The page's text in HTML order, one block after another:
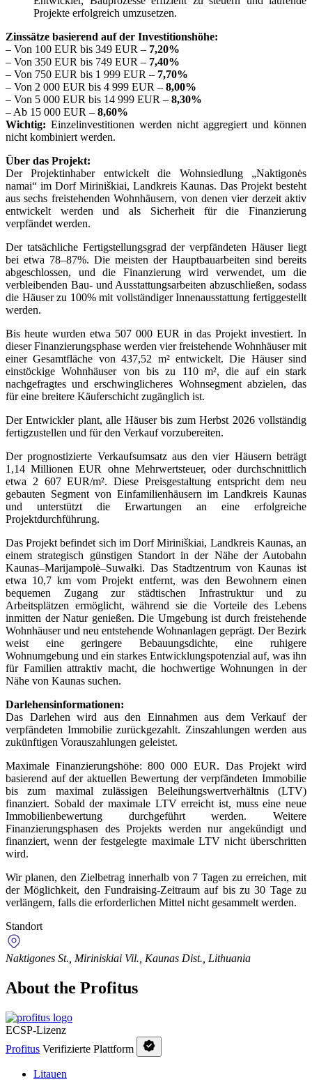
Projekte erfolgreich umzusetzen.
Zinssätze basierend auf der Investitionshöhe:
– Von 100 EUR bis 349 EUR – 7,20%
– Von 350 EUR bis 749 EUR – 7,40%
– Von 750 EUR bis 1 999 EUR – 7,70%
– Von 2 000 EUR bis 4 999 EUR – 8,00%
– Von 5 000 EUR bis 14 999 EUR – 8,30%
– Ab 15 000 EUR – 8,60%
Wichtig: Einzelinvestitionen werden nicht aggregiert und können
nicht kombiniert werden.
Über das Projekt:
Der Projektinhaber entwickelt die Wohnsiedlung „Naktigonės
namai“ im Dorf Miriniškiai, Landkreis Kaunas. Das Projekt besteht
aus sechs freistehenden Wohnhäusern, von denen vier derzeit aktiv
entwickelt werden und als Sicherheit für die Finanzierung
verpfändet werden.
Der tatsächliche Fertigstellungsgrad der verpfändeten Häuser liegt
bei etwa 78–87%. Die meisten der Hauptbauarbeiten sind bereits
abgeschlossen, und die Finanzierung wird verwendet, um die
verbleibenden Bau- und Ausstattungsarbeiten abzuschließen, sodass
die Häuser zu 100% mit vollständiger Innenausstattung fertiggestellt
werden.
Bis heute wurden etwa 507 000 EUR in das Projekt investiert. In
dieser Finanzierungsphase werden vier freistehende Wohnhäuser mit
einer Gesamtfläche von 437,52 m² entwickelt. Die Häuser sind
einstöckige Wohnhäuser von bis zu 110 m², die auf ein stark
nachgefragtes und erschwinglicheres Wohnsegment abzielen, das
für eine breitere Käuferschicht zugänglich ist.
Der Entwickler plant, alle Häuser bis zum Herbst 2026 vollständig
fertigzustellen und für den Verkauf vorzubereiten.
Der prognostizierte Verkaufsumsatz aus den vier Häusern beträgt
1,14 Millionen EUR ohne Mehrwertsteuer, oder durchschnittlich
etwa 2 607 EUR/m². Diese Preisgestaltung entspricht dem neu
gebauten Segment von Einfamilienhäusern im Landkreis Kaunas
und unterstützt die Erwartungen an eine erfolgreiche
Projektdurchführung.
Das Projekt befindet sich im Dorf Miriniškiai, Landkreis Kaunas, an
einem strategisch günstigen Standort in der Nähe der Autobahn
Kaunas–Marijampolė–Suwałki. Das Stadtzentrum von Kaunas ist
etwa 10,7 km vom Projekt entfernt, was den Bewohnern einen
bequemen Zugang zur städtischen Infrastruktur und zu
Arbeitsplätzen ermöglicht, während sie die Vorteile des Lebens
inmitten der Natur genießen. Die Umgebung ist durch freistehende
Wohnhäuser und neu entstehende Wohnanlagen geprägt. Der Bezirk
weist eine geringere Bebauungsdichte, eine ruhigere
Wohnumgebung und ein starkes Entwicklungspotenzial auf, was ihn
für Familien attraktiv macht, die hochwertige Wohnungen in der
Nähe von Kaunas suchen.
Darlehensinformationen:
Das Darlehen wird aus den Einnahmen aus dem Verkauf der
verpfändeten Immobilie zurückgezahlt. Zinszahlungen werden aus
zukünftigen Vorauszahlungen geleistet.
Maximale Finanzierungshöhe: 800 000 EUR. Das Projekt wird
basierend auf der aktuellen Bewertung der verpfändeten Immobilie
bis zum maximal zulässigen Beleihungswertverhältnis (LTV)
finanziert. Sobald der maximale LTV erreicht ist, muss eine neue
Immobilienbewertung durchgeführt werden. Weitere
Finanzierungsphasen des Projekts werden nur angekündigt und
finanziert, wenn der festgelegte maximale LTV nicht überschritten
wird.
Wir planen, den Zielbetrag innerhalb von 7 Tagen zu erreichen, mit
der Möglichkeit, den Fundraising-Zeitraum auf bis zu 30 Tage zu
verlängern, falls die erforderlichen Mittel nicht gesammelt werden.
Standort
Naktigones St., Miriniskiai Vil., Kaunas Dist., Lithuania
About the Profitus
ECSP-Lizenz
Profitus Verifizierte Plattform
Litauen